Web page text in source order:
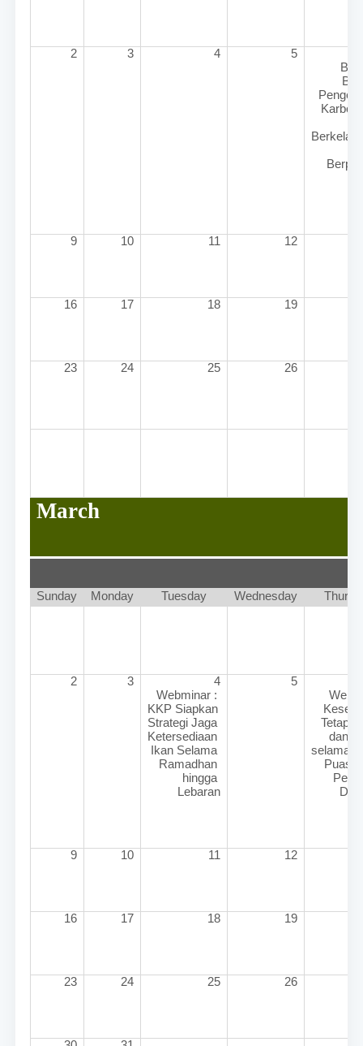
2 3 4
5
Karbon
9 10 11 12
16 17 18 19
23 24 25 26
March
Sunday Monday Tuesday Wednesday
2 3
4
Webminar :
KKP Siapkan
Strategi Jaga
Ketersediaan
Ikan Selama
Ramadhan
hingga
Lebaran
5
Tetap
dan
selama
Puasa
9 10 11 12
16 17 18 19
23 24 25 26